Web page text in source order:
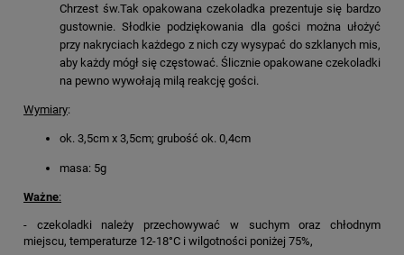
Chrzest św.Tak opakowana czekoladka prezentuje się bardzo
gustownie. Słodkie podziękowania dla gości można ułożyć
przy nakryciach każdego z nich czy wysypać do szklanych mis,
aby każdy mógł się częstować. Ślicznie opakowane czekoladki
na pewno wywołają milą reakcję gości.
Wymiary:
ok. 3,5cm x 3,5cm; grubość ok. 0,4cm
masa: 5g
Ważne:
- czekoladki należy przechowywać w suchym oraz chłodnym
miejscu, temperaturze 12-18°C i wilgotności poniżej 75%,